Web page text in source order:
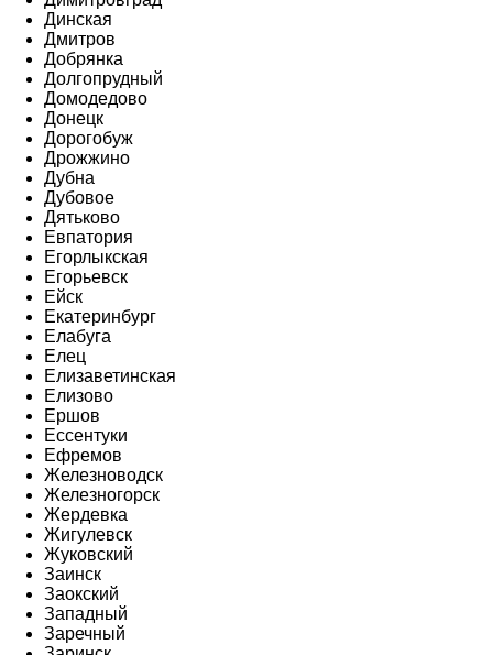
Динская
Дмитров
Добрянка
Долгопрудный
Домодедово
Донецк
Дорогобуж
Дрожжино
Дубна
Дубовое
Дятьково
Евпатория
Егорлыкская
Егорьевск
Ейск
Екатеринбург
Елабуга
Елец
Елизаветинская
Елизово
Ершов
Ессентуки
Ефремов
Железноводск
Железногорск
Жердевка
Жигулевск
Жуковский
Заинск
Заокский
Западный
Заречный